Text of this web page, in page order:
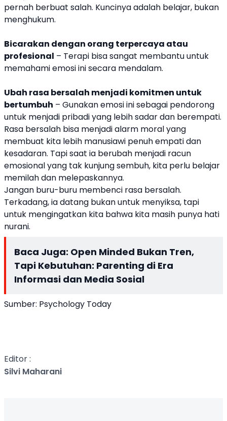
pernah berbuat salah. Kuncinya adalah belajar, bukan
menghukum.
Bicarakan dengan orang terpercaya atau
profesional – Terapi bisa sangat membantu untuk
memahami emosi ini secara mendalam.
Ubah rasa bersalah menjadi komitmen untuk
bertumbuh – Gunakan emosi ini sebagai pendorong
untuk menjadi pribadi yang lebih sadar dan berempati.
Rasa bersalah bisa menjadi alarm moral yang
membuat kita lebih manusiawi penuh empati dan
kesadaran. Tapi saat ia berubah menjadi racun
emosional yang tak kunjung sembuh, kita perlu belajar
memilah dan melepaskannya.
Jangan buru-buru membenci rasa bersalah.
Terkadang, ia datang bukan untuk menyiksa, tapi
untuk mengingatkan kita bahwa kita masih punya hati
nurani.
Baca Juga: Open Minded Bukan Tren,
Tapi Kebutuhan: Parenting di Era
Informasi dan Media Sosial
Sumber: Psychology Today
Editor :
Silvi Maharani